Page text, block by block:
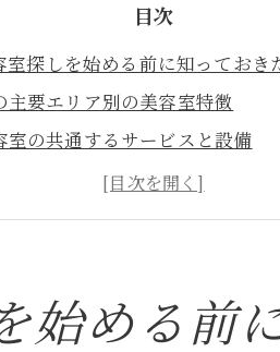
目次
室探しを始める前に知っておき
主要エリア別の美容室特徴
室の共通するサービスと設備
人でも安心できる美容室の条件
と定休日の確認方法
阪市の美容室の見つけ方と選
始める前